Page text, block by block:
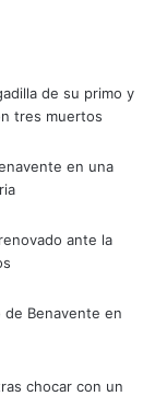
de su primo y
tres muertos
en una
ante la
Benavente en
chocar con un